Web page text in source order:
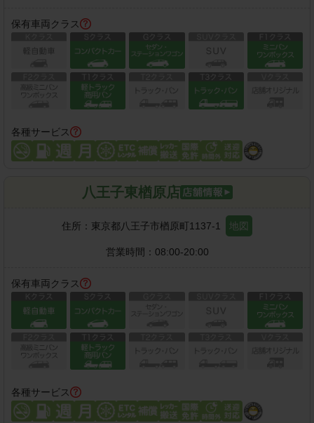
保有車両クラス
各種サービス
八王子東楢原店
住所： 東京都八王子市楢原町1137-1 地図
営業時間： 08:00-20:00
保有車両クラス
各種サービス